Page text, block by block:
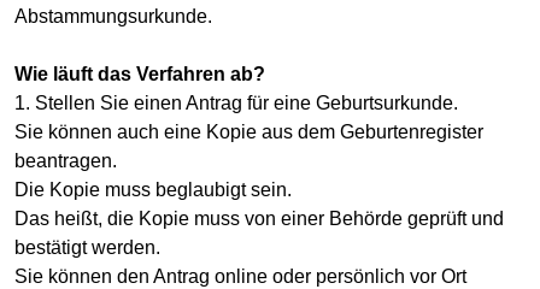
Abstammungsurkunde.
Wie läuft das Verfahren ab?
1. Stellen Sie einen Antrag für eine Geburtsurkunde.
Sie können auch eine Kopie aus dem Geburtenregister
beantragen.
Die Kopie muss beglaubigt sein.
Das heißt, die Kopie muss von einer Behörde geprüft und
bestätigt werden.
Sie können den Antrag online oder persönlich vor Ort